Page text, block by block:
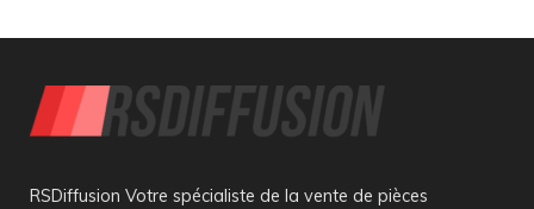
RSDiffusion Votre spécialiste de la vente de pièces